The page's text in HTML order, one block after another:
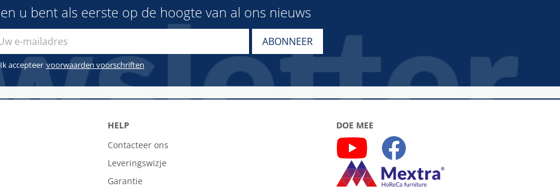
en u bent als eerste op de hoogte van al ons nieuws
Ik accepteer voorwaarden voorschriften
HELP
Contacteer ons
Leveringswizje
Garantie
DOE MEE